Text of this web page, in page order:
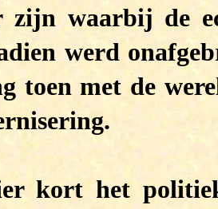
zijn waarbij de
werd
toen met de
kort het